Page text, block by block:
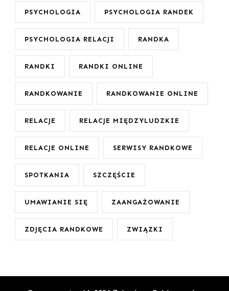
PSYCHOLOGIA PSYCHOLOGIA RANDEK
PSYCHOLOGIA RELACJI RANDKA
RANDKI RANDKI ONLINE
RANDKOWANIE RANDKOWANIE ONLINE
RELACJE RELACJE MIĘDZYLUDZKIE
RELACJE ONLINE SERWISY RANDKOWE
SPOTKANIA SZCZĘŚCIE
UMAWIANIE SIĘ ZAANGAŻOWANIE
ZDJĘCIA RANDKOWE ZWIĄZKI